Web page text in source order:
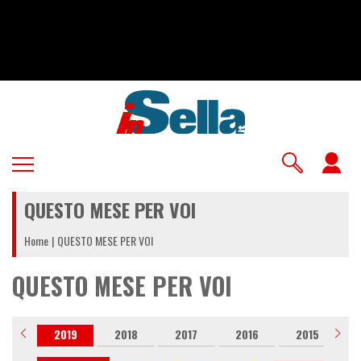
QUESTO MESE PER VOI
Home QUESTO MESE PER VOI
QUESTO MESE PER VOI
2019 2018 2017 2016 2015